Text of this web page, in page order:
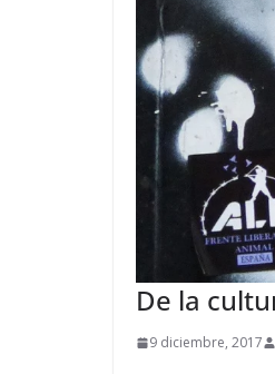
De la
9 diciembre, 2017